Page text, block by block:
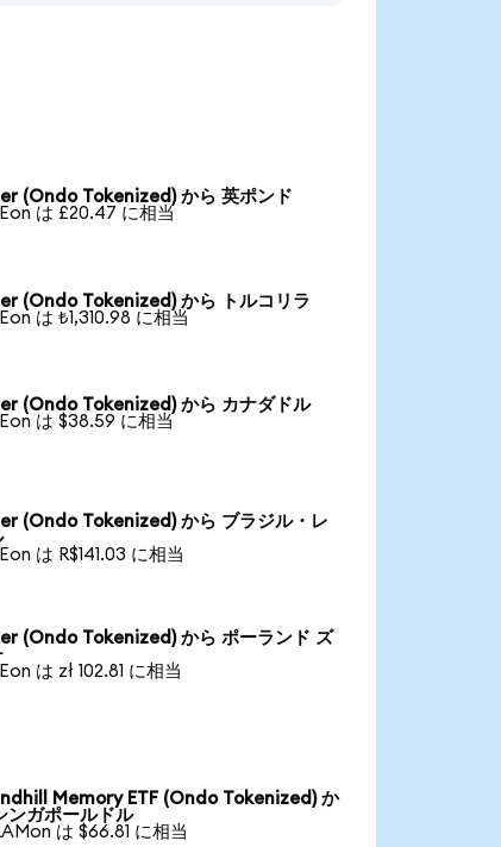
(Ondo Tokenized) から 英ポンド
は £20.47 に相当
(Ondo Tokenized) から トルコリラ
は ₺1,310.98 に相当
(Ondo Tokenized) から カナダドル
は $38.59 に相当
(Ondo Tokenized) から ブラジル・レ
は R$141.03 に相当
(Ondo Tokenized) から ポーランド ズ
は zł 102.81 に相当
Memory ETF (Ondo Tokenized) か
ンガポールドル
は $66.81 に相当